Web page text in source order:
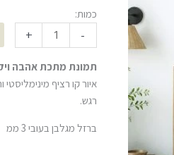
כמות:
-
+
תמונת מתכת אהבה
איור קו רציף
רגש.
ברזל מגלבן בעובי 3 ממ